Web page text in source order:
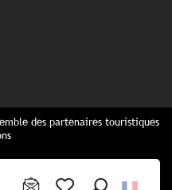
des partenaires touristiques
brochures